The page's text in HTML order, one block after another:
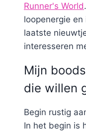
Runner's World
loopenergie
laatste
interesseren
Mijn
die willen
Begin rustig
In het begin is